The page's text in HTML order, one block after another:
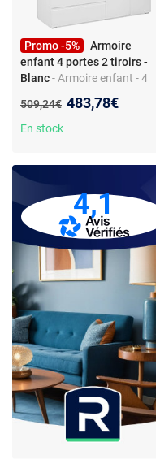
Promo -5%
Armoire
enfant 4 portes 2 tiroirs -
Blanc- Armoire enfant - 4
miroir - penderie - style
scandinave
Ancien prix :
509,24€ Nouveau prix :
483,78€
En stock
4,1